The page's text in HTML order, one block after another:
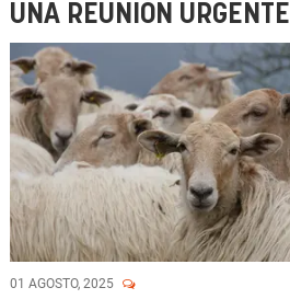
UNA REUNIÓN URGENTE
01 AGOSTO, 2025